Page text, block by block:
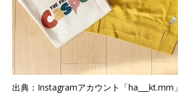
出典：Instagramアカウント「ha___kt.mm」